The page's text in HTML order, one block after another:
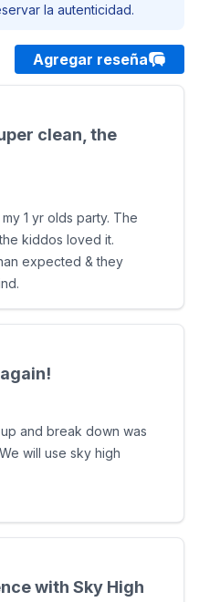
la autenticidad.
Agregar reseña
clean, the
1 yr olds party. The
kiddos loved it.
expected & they
and break down was
will use sky high
with Sky High